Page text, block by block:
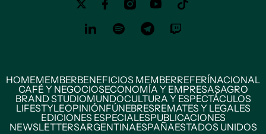
HOMEMEMBERBENEFICIOS MEMBERREFERÍNACIONAL
CAFÉ Y NEGOCIOSECONOMÍA Y EMPRESASAGRO
BRAND STUDIOMUNDOCULTURA Y ESPECTÁCULOS
LIFESTYLEOPINIÓNFÚNEBRESREMATES Y LEGALES
EDICIONES ESPECIALESPUBLICACIONES
NEWSLETTERSARGENTINAESPAÑAESTADOS UNIDOS